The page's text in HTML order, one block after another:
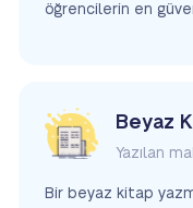
öğrencilerin en
Beyaz
Yazılan
Bir beyaz kitap